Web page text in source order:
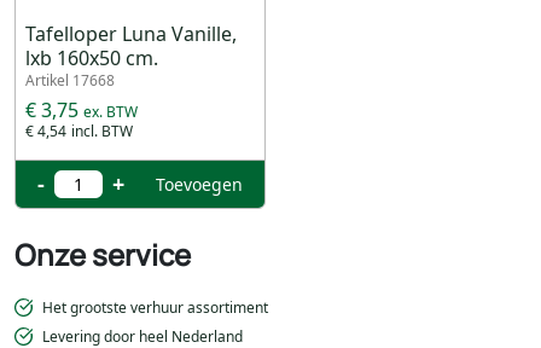
Onze service
Het grootste verhuur assortiment
Levering door heel Nederland
Tafelloper Luna Vanille,
lxb 160x50 cm.
Artikel 17668
€ 4,54
€ 3,75
- + Toevoegen